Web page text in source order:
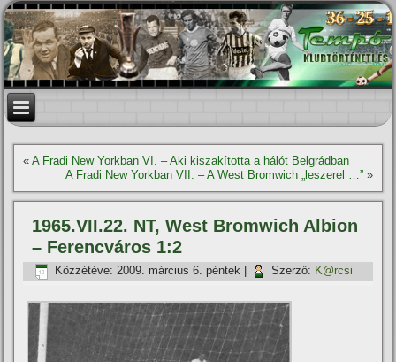
«A Fradi New Yorkban VI. – Aki kiszakí­totta a hálót Belgrádban
A Fradi New Yorkban VII. – A West Bromwich „leszerel …”»
1965.VII.22. NT, West Bromwich Albion
– Ferencváros 1:2
Közzétéve: 2009. március 6. péntek Szerző: K@rcsi